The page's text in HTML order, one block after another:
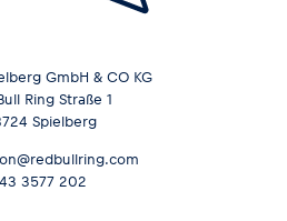
GmbH & CO KG
Ring Straße 1
Spielberg
3577 202